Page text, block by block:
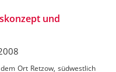
und
Ort Retzow, südwestlich